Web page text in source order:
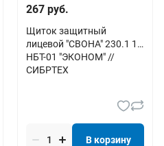
267 руб.
Щиток защитный
лицевой "СВОНА" 230.1 1S
НБТ-01 "ЭКОНОМ" //
СИБРТЕХ
В корзину